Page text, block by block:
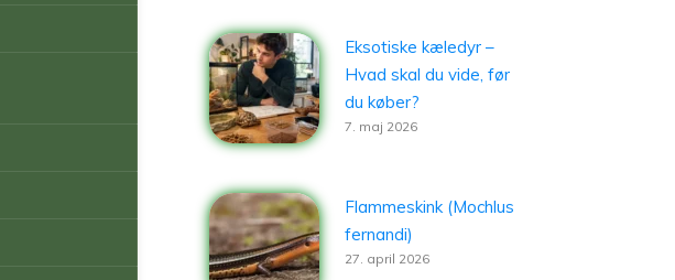
Eksotiske kæledyr –
Hvad skal du vide, før
du køber?
7. maj 2026
Flammeskink (Mochlus
fernandi)
27. april 2026